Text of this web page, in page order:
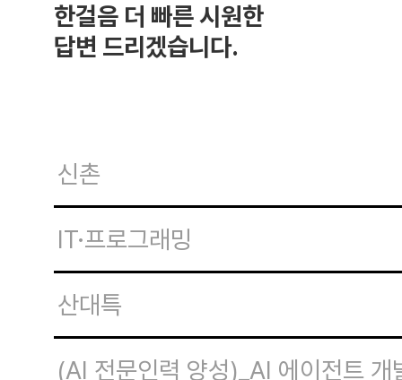
한걸음 더 빠른 시원한
답변 드리겠습니다.